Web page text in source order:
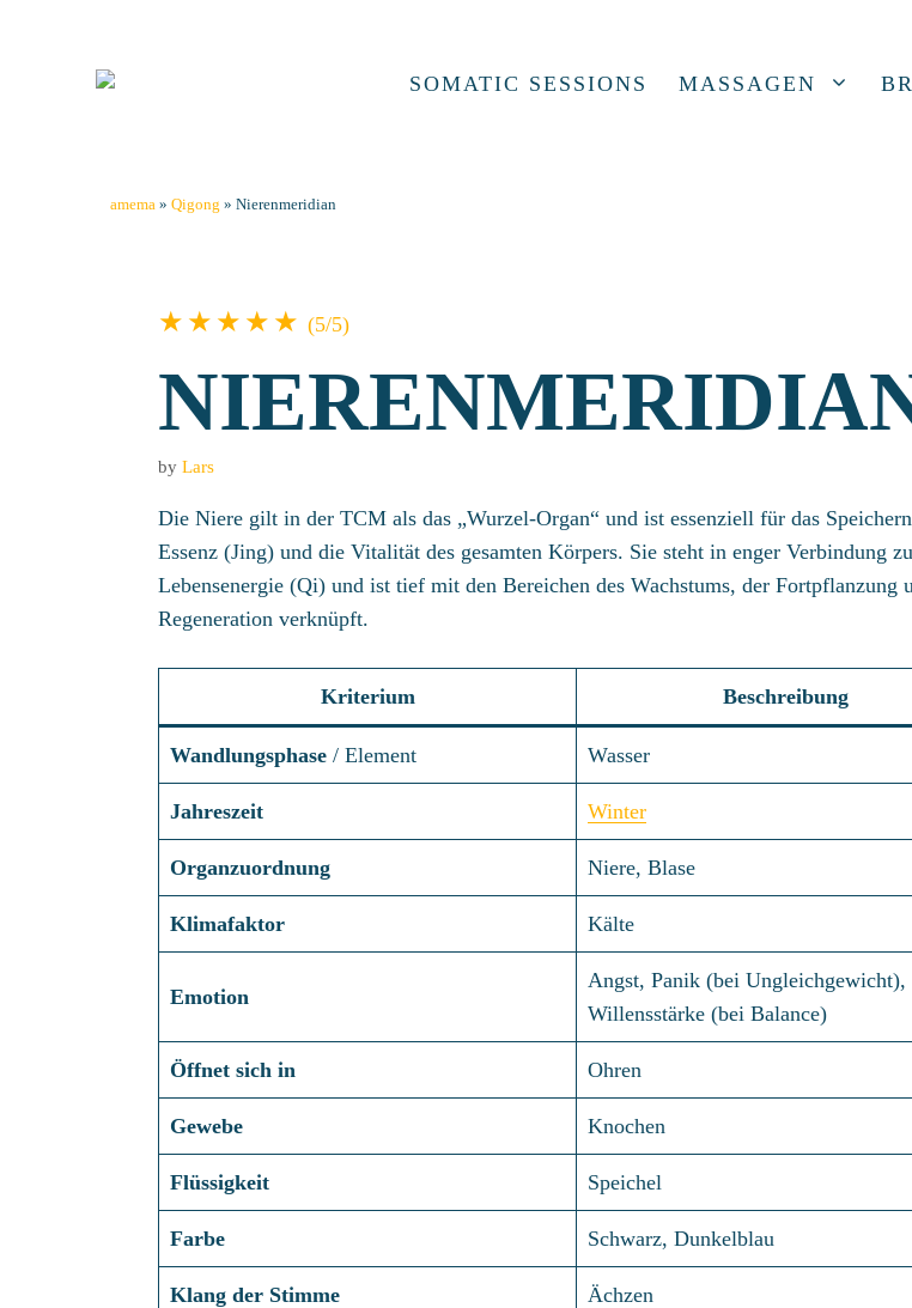
SOMATIC SESSIONS MASSAGEN
amema » Qigong » Nierenmeridian
★★★★★ (5/5)
by Lars
Die Niere gilt in der TCM als das „Wurzel-Organ“ und ist essenziell für das
Essenz (Jing) und die Vitalität des gesamten Körpers. Sie steht in enger Verbindung
Lebensenergie (Qi) und ist tief mit den Bereichen des Wachstums, der Fortpflanzung
Regeneration verknüpft.
Kriterium Beschreibung
Wandlungsphase / Element Wasser
Jahreszeit Winter
Organzuordnung Niere, Blase
Klimafaktor Kälte
Emotion
Angst, Panik (bei Ungleichgewicht),
Willensstärke (bei Balance)
Öffnet sich in Ohren
Gewebe Knochen
Flüssigkeit Speichel
Farbe Schwarz, Dunkelblau
Klang der Stimme Ächzen